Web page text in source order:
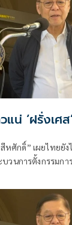
แน่ ‘ฝรั่งเศ
หศักดิ์” เผยไทยยั
บวนการตั้งกรรมก
ฐานทางประวัติศา